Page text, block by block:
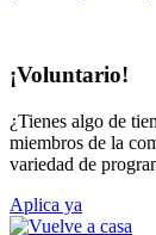
¡Voluntario!
¿Tienes algo de
miembros de la
variedad de
Aplica ya